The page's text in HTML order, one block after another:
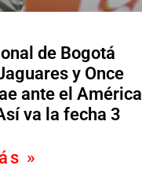
de Bogotá
y Once
ante el América
va la fecha 3
»